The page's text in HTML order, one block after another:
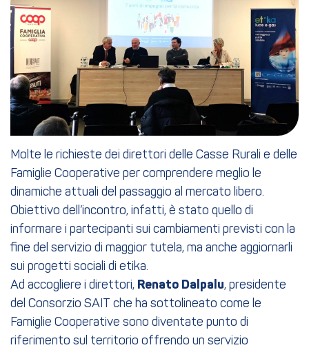
Molte le richieste dei direttori delle Casse Rurali e delle
Famiglie Cooperative per comprendere meglio le
dinamiche attuali del passaggio al mercato libero.
Obiettivo dell’incontro, infatti, è stato quello di
informare i partecipanti sui cambiamenti previsti con la
fine del servizio di maggior tutela, ma anche aggiornarli
sui progetti sociali di etika.
Ad accogliere i direttori, Renato Dalpalu, presidente
del Consorzio SAIT che ha sottolineato come le
Famiglie Cooperative sono diventate punto di
riferimento sul territorio offrendo un servizio